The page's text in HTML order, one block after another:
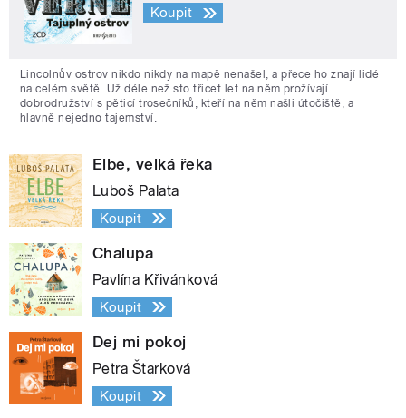
Koupit
Lincolnův ostrov nikdo nikdy na mapě nenašel, a přece ho znají lidé
na celém světě. Už déle než sto třicet let na něm prožívají
dobrodružství s pěticí trosečníků, kteří na něm našli útočiště, a
hlavně nejedno tajemství.
Elbe, velká řeka
Luboš Palata
Koupit
Chalupa
Pavlína Křivánková
Koupit
Dej mi pokoj
Petra Štarková
Koupit